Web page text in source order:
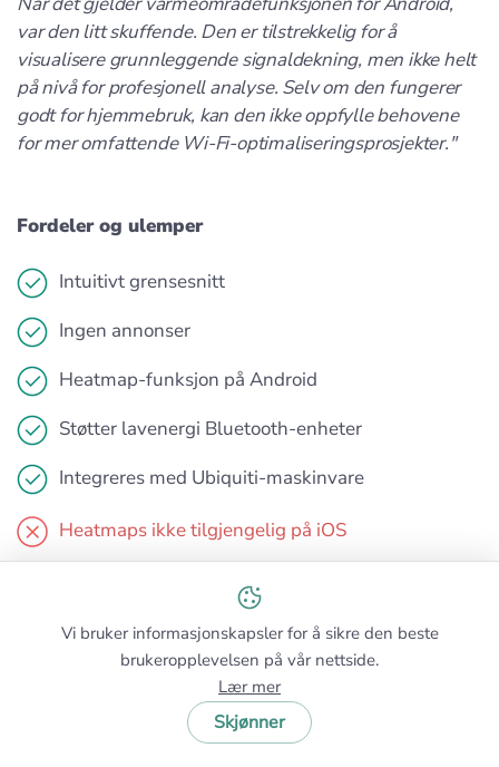
var den litt skuffende. Den er tilstrekkelig for å
visualisere grunnleggende signaldekning, men ikke helt
på nivå for profesjonell analyse. Selv om den fungerer
godt for hjemmebruk, kan den ikke oppfylle behovene
for mer omfattende Wi-Fi-optimaliseringsprosjekter."
Fordeler og ulemper
Intuitivt grensesnitt
Ingen annonser
Heatmap-funksjon på Android
Støtter lavenergi Bluetooth-enheter
Integreres med Ubiquiti-maskinvare
Heatmaps ikke tilgjengelig på iOS
Mindre omfattende enn profesjonelle verktøy
Avhengig av Ubiquiti-utstyr for full funksjonalitet
Vi bruker informasjonskapsler for å sikre den beste
brukeropplevelsen på vår nettside.
Lær mer
Skjønner